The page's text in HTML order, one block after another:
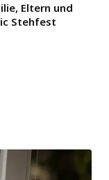
Eltern und
Stehfest